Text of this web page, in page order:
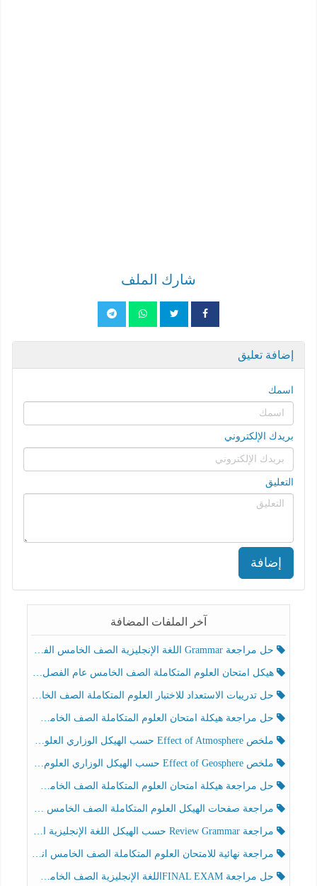
شارك الملف
إضافة تعليق
اسمك
بريدك الإلكتروني
التعليق
إضافة
آخر الملفات المضافة
حل مراجعة Grammar اللغة الإنجليزية الصف الخامس الفصل الثالث
هيكل امتحان العلوم المتكاملة الصف الخامس عام الفصل الدراسي الثالث 2025-2026
حل تدريبات الاستعداد للاختبار العلوم المتكاملة الصف الخامس عام الفصل الثالث
حل مراجعة هيكلة امتحان العلوم المتكاملة الصف الخامس انسبير الفصل الثالث
ملخص Effect of Atmosphere حسب الهيكل الوزاري العلوم المتكاملة الصف الخامس انسبير الفصل الثالث
ملخص Effect of Geosphere حسب الهيكل الوزاري العلوم المتكاملة الصف الخامس انسبير الفصل الثالث
حل مراجعة هيكلة امتحان العلوم المتكاملة الصف الخامس عام الفصل الثالث
مراجعة صفحات الهيكل العلوم المتكاملة الصف الخامس انسبير الفصل الثالث
مراجعة Review Grammar حسب الهيكل اللغة الإنجليزية الصف الخامس الفصل الثالث
مراجعة نهائية للامتحان العلوم المتكاملة الصف الخامس انسبير الفصل الثالث
حل مراجعة FINAL EXAMاللغة الإنجليزية الصف الخامس الفصل الثالث